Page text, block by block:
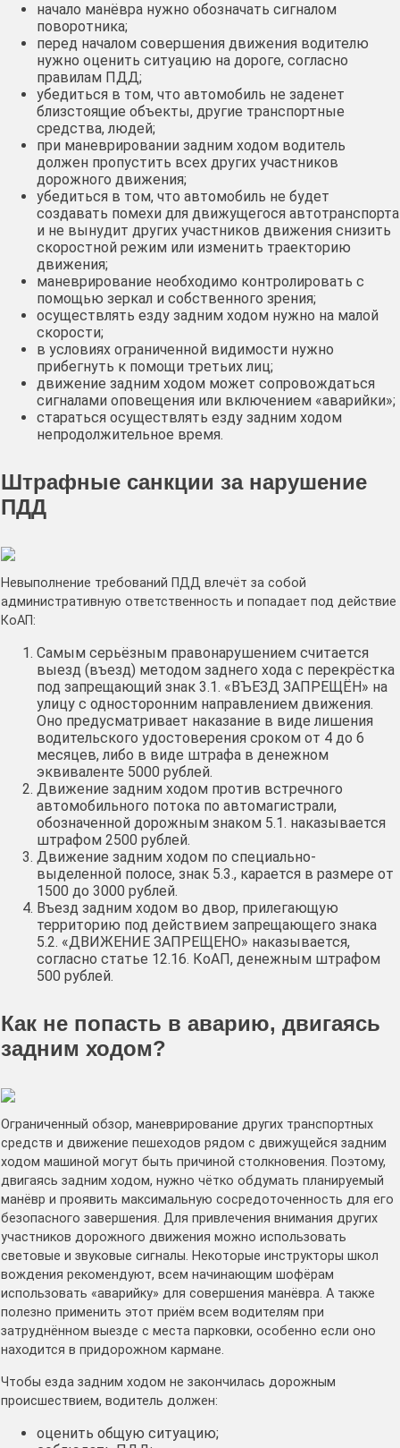
начало манёвра нужно обозначать сигналом
поворотника;
перед началом совершения движения водителю
нужно оценить ситуацию на дороге, согласно
правилам ПДД;
убедиться в том, что автомобиль не заденет
близстоящие объекты, другие транспортные
средства, людей;
при маневрировании задним ходом водитель
должен пропустить всех других участников
дорожного движения;
убедиться в том, что автомобиль не будет
создавать помехи для движущегося автотранспорта
и не вынудит других участников движения снизить
скоростной режим или изменить траекторию
движения;
маневрирование необходимо контролировать с
помощью зеркал и собственного зрения;
осуществлять езду задним ходом нужно на малой
скорости;
в условиях ограниченной видимости нужно
прибегнуть к помощи третьих лиц;
движение задним ходом может сопровождаться
сигналами оповещения или включением «аварийки»;
стараться осуществлять езду задним ходом
непродолжительное время.
Штрафные санкции за нарушение
ПДД
Невыполнение требований ПДД влечёт за собой
административную ответственность и попадает под действие
КоАП:
Самым серьёзным правонарушением считается
выезд (въезд) методом заднего хода с перекрёстка
под запрещающий знак 3.1. «ВЪЕЗД ЗАПРЕЩЁН» на
улицу с односторонним направлением движения.
Оно предусматривает наказание в виде лишения
водительского удостоверения сроком от 4 до 6
месяцев, либо в виде штрафа в денежном
эквиваленте 5000 рублей.
Движение задним ходом против встречного
автомобильного потока по автомагистрали,
обозначенной дорожным знаком 5.1. наказывается
штрафом 2500 рублей.
Движение задним ходом по специально-
выделенной полосе, знак 5.3., карается в размере от
1500 до 3000 рублей.
Въезд задним ходом во двор, прилегающую
территорию под действием запрещающего знака
5.2. «ДВИЖЕНИЕ ЗАПРЕЩЕНО» наказывается,
согласно статье 12.16. КоАП, денежным штрафом
500 рублей.
Как не попасть в аварию, двигаясь
задним ходом?
Ограниченный обзор, маневрирование других транспортных
средств и движение пешеходов рядом с движущейся задним
ходом машиной могут быть причиной столкновения. Поэтому,
двигаясь задним ходом, нужно чётко обдумать планируемый
манёвр и проявить максимальную сосредоточенность для его
безопасного завершения. Для привлечения внимания других
участников дорожного движения можно использовать
световые и звуковые сигналы. Некоторые инструкторы школ
вождения рекомендуют, всем начинающим шофёрам
использовать «аварийку» для совершения манёвра. А также
полезно применить этот приём всем водителям при
затруднённом выезде с места парковки, особенно если оно
находится в придорожном кармане.
Чтобы езда задним ходом не закончилась дорожным
происшествием, водитель должен:
оценить общую ситуацию;